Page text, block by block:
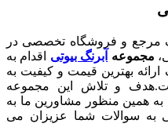
مرجع و فروشگاه تخصصی در
مجموعه آبرنگ بیوتی اقدام به
بهترین قیمت و کیفیت به
و تلاش این مجموعه
همین منظور مشاورین ما به
به سوالات شما عزیزان می